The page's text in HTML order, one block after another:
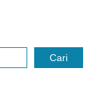
Cari